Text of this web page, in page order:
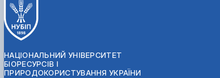
НАЦІОНАЛЬНИЙ УНІВЕРСИТЕТ
БІОРЕСУРСІВ І
ПРИРОДОКОРИСТУВАННЯ УКРАЇНИ